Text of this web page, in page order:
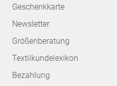
Geschenkkarte
Newsletter
Größenberatung
Textilkundelexikon
Bezahlung